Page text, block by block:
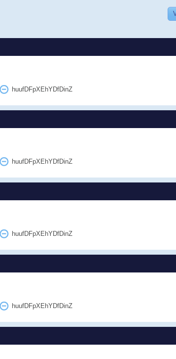
huufDFpXEhYDfDinZ
huufDFpXEhYDfDinZ
huufDFpXEhYDfDinZ
huufDFpXEhYDfDinZ